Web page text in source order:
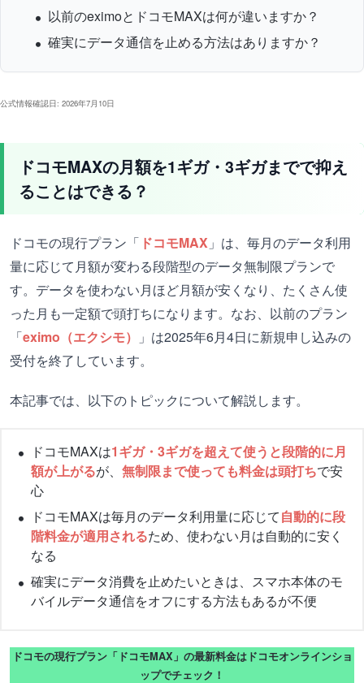
以前のeximoとドコモMAXは何が違いますか？
確実にデータ通信を止める方法はありますか？
公式情報確認日: 2026年7月10日
ドコモMAXの月額を1ギガ・3ギガまでで抑え
ることはできる？
ドコモの現行プラン「 ドコモMAX 」は、毎月のデータ利用
量に応じて月額が変わる段階型のデータ無制限プランで
す。データを使わない月ほど月額が安くなり、たくさん使
った月も一定額で頭打ちになります。なお、以前のプラン
「eximo（エクシモ）
」は2025年6月4日に新規申し込みの
受付を終了しています。
本記事では、以下のトピックについて解説します。
ドコモMAXは1ギガ・3ギガを超えて使うと段階的に月
額が上がるが、 無制限まで使っても料金は頭打ちで安
心
ドコモMAXは毎月のデータ利用量に応じて自動的に段
階料金が適用されるため、使わない月は自動的に安く
なる
確実にデータ消費を止めたいときは、スマホ本体のモ
バイルデータ通信をオフにする方法もあるが不便
ドコモの現行プラン「ドコモMAX」の最新料金はドコモオンラインショ
ップでチェック！